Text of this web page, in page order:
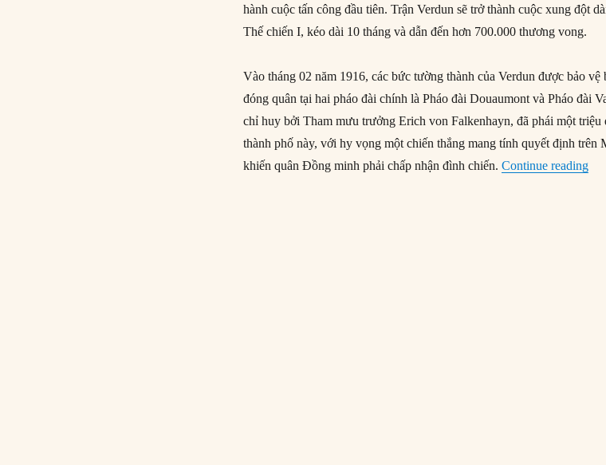
hành cuộc tấn công đầu tiên. Trận Verdun sẽ trở thành cuộc xung đột
Thế chiến I, kéo dài 10 tháng và dẫn đến hơn 700.000 thương vong.
Vào tháng 02 năm 1916, các bức tường thành của Verdun được bảo
đóng quân tại hai pháo đài chính là Pháo đài Douaumont và Pháo đài
chỉ huy bởi Tham mưu trưởng Erich von Falkenhayn, đã phái một triệu
thành phố này, với hy vọng một chiến thắng mang tính quyết định trên
khiến quân Đồng minh phải chấp nhận đình chiến.Continue reading